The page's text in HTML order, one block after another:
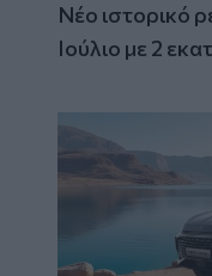
Νέο ιστορικό
Ιούλιο με 2